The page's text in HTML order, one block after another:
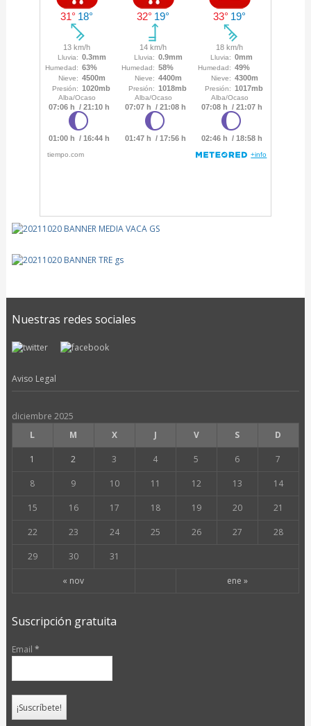
Nuestras redes sociales
Aviso Legal
diciembre 2025
L
M X J V S D
« nov ene »
1 2 3 4 5 6 7
8 9 10 11 12 13 14
15 16 17 18 19 20 21
22 23 24 25 26 27 28
29 30 31
Suscripción gratuita
Email *